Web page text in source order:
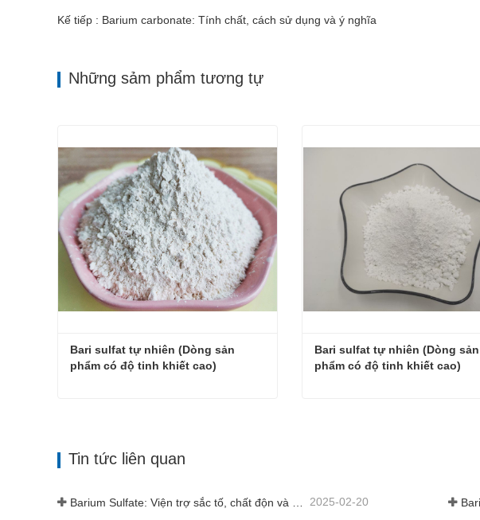
Kế tiếp : Barium carbonate: Tính chất, cách sử dụng và ý nghĩa
Những sảm phẩm tương tự
Bari sulfat tự nhiên (Dòng sản
phẩm có độ tinh khiết cao)
Bari sulfat tự nhiên (Dòng sản
phẩm có độ tinh khiết cao)
Tin tức liên quan
Barium Sulfate: Viện trợ sắc tố, chất độn và chất tăng cường trong nhiều ngành công nghiệp 2025-02-20